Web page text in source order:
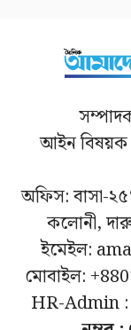
আইন
অফিস: বাসা-
কলোনী,
ইমেইল:
মোবাইল:
HR-Admin